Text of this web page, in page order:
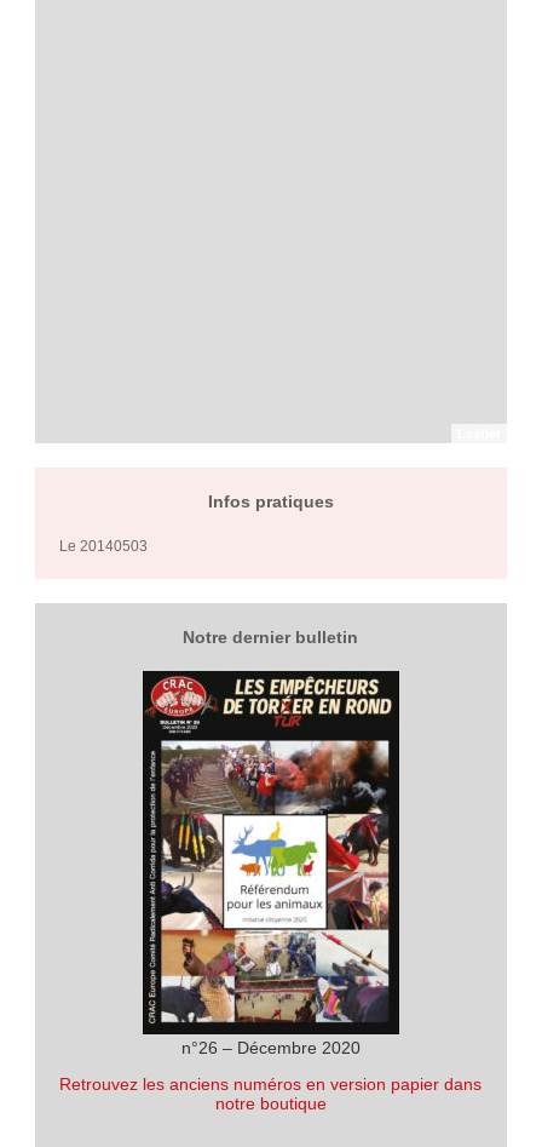
Infos pratiques
Le 20140503
Notre dernier bulletin
n°26 – Décembre 2020
Retrouvez les anciens numéros en version papier dans
notre boutique